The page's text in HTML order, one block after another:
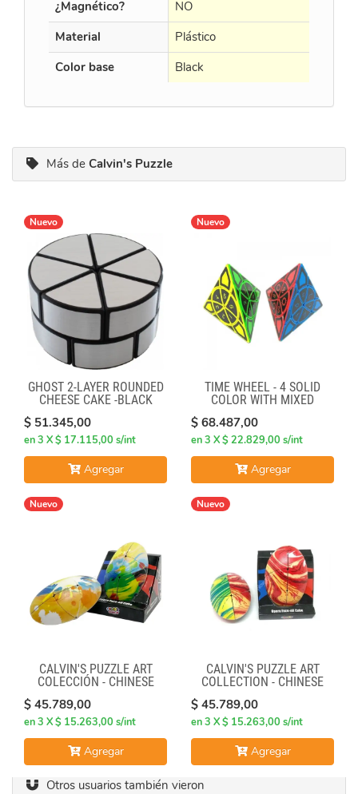
¿Magnético?
NO
Material
Plástico
Color base
Black
Más de Calvin's Puzzle
Nuevo
GHOST 2-LAYER ROUNDED
CHEESE CAKE -BLACK
BODY WITH SILVER LABEL
$ 51.345,00
en 3 X $ 17.115,00 s/int
Agregar
Nuevo
TIME WHEEL - 4 SOLID
COLOR WITH MIXED
NUMBERS STICKERS (MOD)
$ 68.487,00
en 3 X $ 22.829,00 s/int
Agregar
Nuevo
CALVIN'S PUZZLE ART
COLECCIÓN - CHINESE
(GRAFFITI CAMO)
$ 45.789,00
en 3 X $ 15.263,00 s/int
Agregar
Nuevo
CALVIN'S PUZZLE ART
COLLECTION - CHINESE
(MOLTEN LAVA)
$ 45.789,00
en 3 X $ 15.263,00 s/int
Agregar
Otros usuarios también vieron